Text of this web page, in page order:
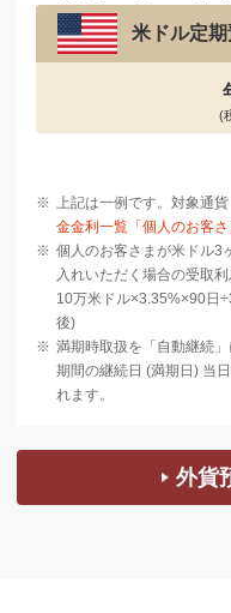
米ドル定
(
※ 上記は一例です。対象通
金金利一覧「個人のお客さ
※ 個人のお客さまが米ドル3
入れいただく場合の受取
10万米ドル×3.35%×90日
後)
※ 満期時取扱を「自動継続
期間の継続日 (満期日) 当
れます。
外貨